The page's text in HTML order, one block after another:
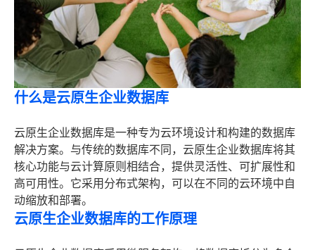
什么是云原生企业数据库
云原生企业数据库是一种专为云环境设计和构建的数据库
解决方案。与传统的数据库不同，云原生企业数据库将其
核心功能与云计算原则相结合，提供灵活性、可扩展性和
高可用性。它采用分布式架构，可以在不同的云环境中自
动缩放和部署。
云原生企业数据库的工作原理